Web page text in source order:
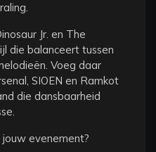
Jr. en The
die balanceert tussen
Voeg daar
SIOEN en Ramkot
die dansbaarheid
evenement?